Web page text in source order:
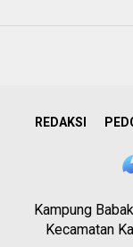
REDAKSI
Kampung
Kecamatan